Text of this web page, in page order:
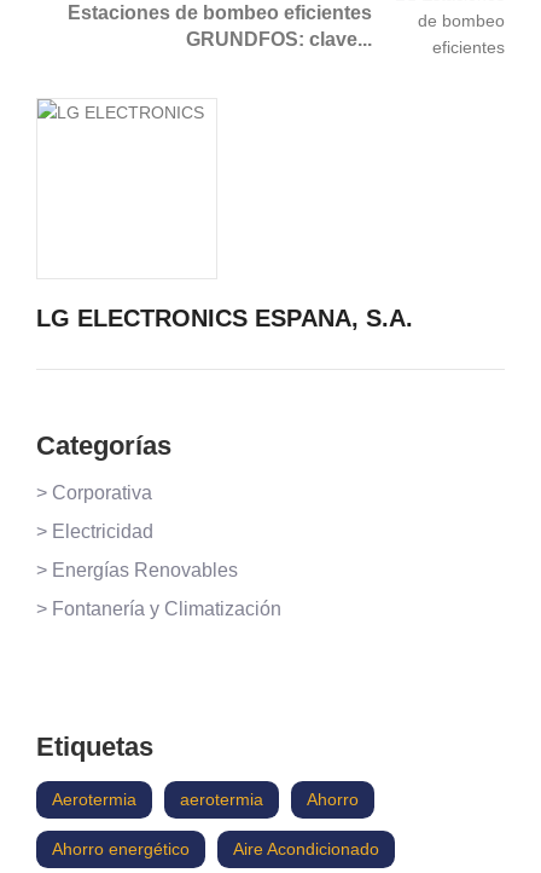
Estaciones de bombeo eficientes
GRUNDFOS: clave...
LG ELECTRONICS ESPANA, S.A.
Categorías
> Corporativa
> Electricidad
> Energías Renovables
> Fontanería y Climatización
Etiquetas
Aerotermia aerotermia Ahorro
Ahorro energético Aire Acondicionado